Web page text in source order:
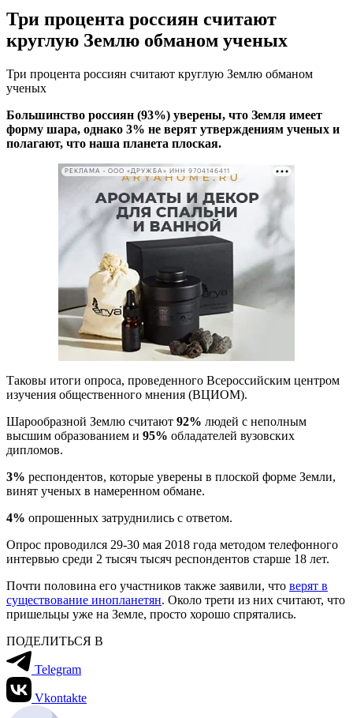
Три процента россиян считают
круглую Землю обманом ученых
Три процента россиян считают круглую Землю обманом
ученых
Большинство россиян (93%) уверены, что Земля имеет
форму шара, однако 3% не верят утверждениям ученых и
полагают, что наша планета плоская.
РЕКЛАМА • ООО «ДРУЖБА» ИНН 9704146411
Таковы итоги опроса, проведенного Всероссийским центром
изучения общественного мнения (ВЦИОМ).
Шарообразной Землю считают 92% людей с неполным
высшим образованием и 95% обладателей вузовских
дипломов.
3% респондентов, которые уверены в плоской форме Земли,
винят ученых в намеренном обмане.
4% опрошенных затруднились с ответом.
Опрос проводился 29-30 мая 2018 года методом телефонного
интервью среди 2 тысяч тысяч респондентов старше 18 лет.
Почти половина его участников также заявили, что верят в
существование инопланетян. Около трети из них считают, что
пришельцы уже на Земле, просто хорошо спрятались.
ПОДЕЛИТЬСЯ В
Telegram
Vkontakte